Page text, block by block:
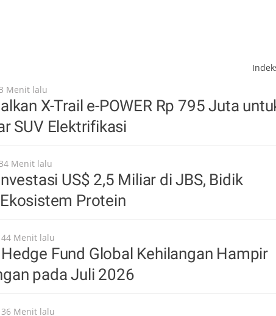
Menit lalu
X-Trail e-POWER Rp 795 Juta
SUV Elektrifikasi
Menit lalu
US$ 2,5 Miliar di JBS, Bidik
Protein
44 Menit lalu
Fund Global Kehilangan Hampir
pada Juli 2026
36 Menit lalu